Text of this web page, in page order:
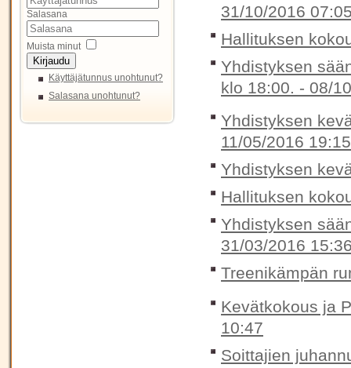
Salasana
Muista minut
Kirjaudu
Käyttäjätunnus unohtunut?
Salasana unohtunut?
31/10/2016
Hallituksen
Yhdistyksen
klo 18:00. - 08/
Yhdistyksen
11/05/2016 19:15
Yhdistyksen
Hallituksen
Yhdistyksen
31/03/2016
Treenikämpän
Kevätkokous ja
10:47
Soittajien